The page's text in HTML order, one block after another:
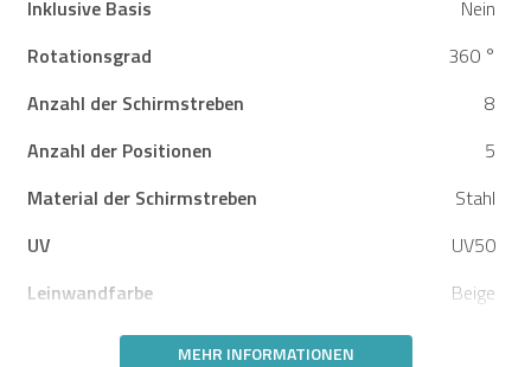
Inklusive Basis
Nein
Rotationsgrad
360 °
Anzahl der Schirmstreben
8
Anzahl der Positionen
5
Material der Schirmstreben
Stahl
UV
UV50
Leinwandfarbe
Beige
MEHR INFORMATIONEN